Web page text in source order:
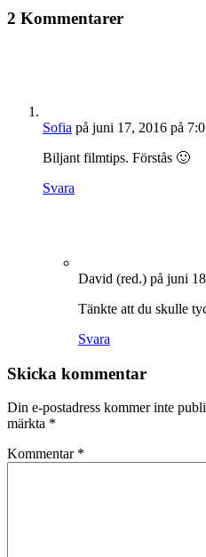
2 Kommentarer
Sofia på juni 17, 2016 på
Biljant filmtips. Förstås 🙂
Svara
David (red.) på juni
Tänkte att du skulle
Svara
Skicka kommentar
Din e-postadress kommer inte
märkta *
Kommentar *